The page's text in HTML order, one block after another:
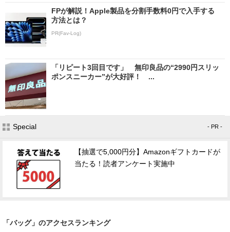
FPが解説！Apple製品を分割手数料0円で入手する
方法とは？
PR(Fav-Log)
「リピート3回目です」 無印良品の“2990円スリッ
ポンスニーカー”が大好評！ ...
Special - PR -
【抽選で5,000円分】Amazonギフトカードが
当たる！読者アンケート実施中
「バッグ」のアクセスランキング